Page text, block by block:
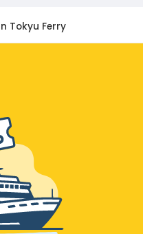
Tokyu Ferry